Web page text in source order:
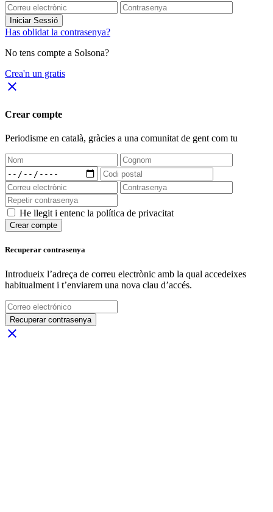
Iniciar Sessió
Has oblidat la contrasenya?
No tens compte a Solsona?
Crea'n un gratis
close
Crear compte
Periodisme en català, gràcies a una comunitat de gent com tu
He llegit i entenc la política de privacitat
Crear compte
Recuperar contrasenya
Introdueix l’adreça de correu electrònic amb la qual accedeixes
habitualment i t’enviarem una nova clau d’accés.
Recuperar contrasenya
close